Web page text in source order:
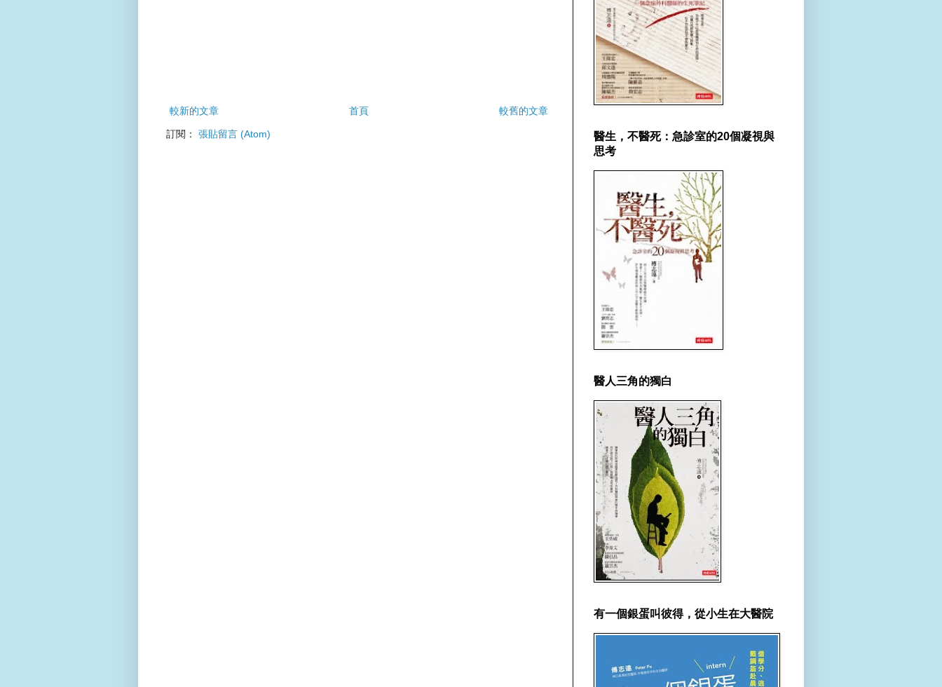
較新的文章 較舊的文章
首頁
訂閱： 張貼留言 (Atom)
醫生，不醫死：急診室的20個凝視與
思考
醫人三角的獨白
有一個銀蛋叫彼得，從小生在大醫院